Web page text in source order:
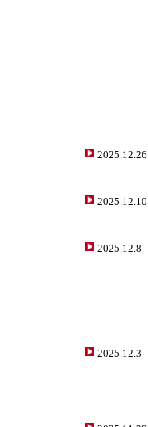
2025.12.26
2025.12.10
2025.12.8
2025.12.3